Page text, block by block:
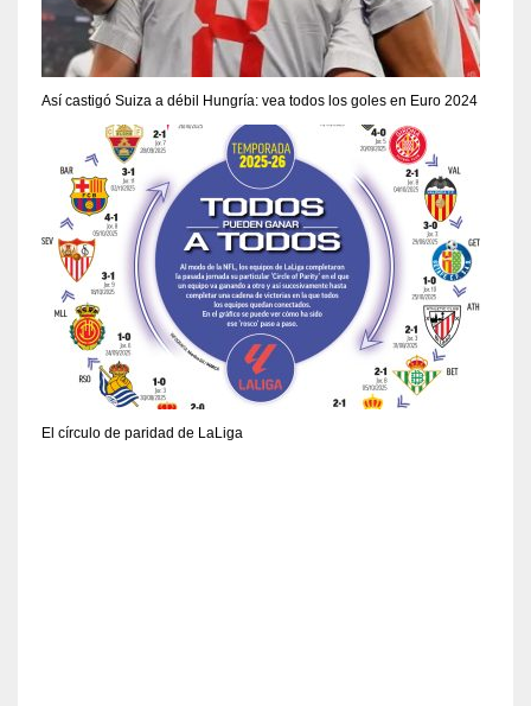
Así castigó Suiza a débil Hungría: vea todos los goles en Euro 2024
El círculo de paridad de LaLiga